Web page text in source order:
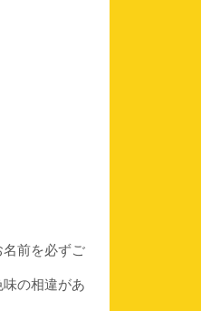
前を必ずご
の相違があ